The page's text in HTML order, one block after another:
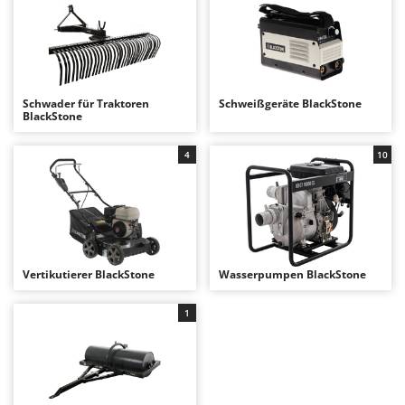
Palettengabeln für Traktoren
Pelletpressen
Pflüge für Traktor
Planierschilder für Traktoren
Poolroboter
Pools
Poolstaubsauger
R
Rasenmäher
Rasensodenschneider
Rasentraktoren Aufsitzmäher
Rasentrimmer - Kantenschneider
Rasentrimmer - Motorsensen - Freischneider
Forest Master
Francini
G3 Ferrari
Gardena
GeoTech
GeoTech Pro
Gierre
Ginko - MGM
GRAEF
Gre
Schwader für Traktoren
BlackStone
Schweißgeräte BlackStone
Vertikutierer BlackStone
4
Wasserpumpen BlackStone
10
1